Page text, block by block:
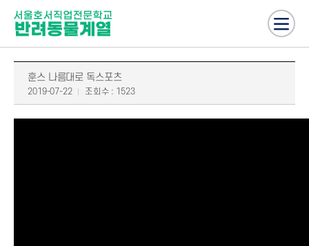
훈스 나름대로 독스포츠
2019-07-22 조회수 : 1523